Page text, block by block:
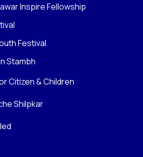
Inspire Fellowship
Festival
Stambh
Citizen & Children
Shilpkar